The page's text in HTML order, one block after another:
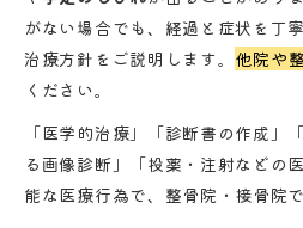
がない場合でも、経過と症状を丁
治療方針をご説明します。 他院や
ください。
「医学的治療」「診断書の作成」
る画像診断」「投薬・注射などの
能な医療行為で、整骨院・接骨院